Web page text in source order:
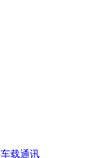
车载通讯